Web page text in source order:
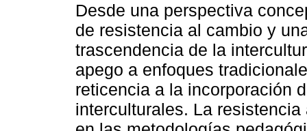
Desde una perspectiva
de resistencia al cambio y
trascendencia de la
apego a enfoques
reticencia a la incorporación
interculturales. La